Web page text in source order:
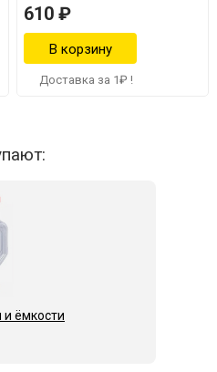
610 ₽
Доставка за 1₽ !
и ёмкости